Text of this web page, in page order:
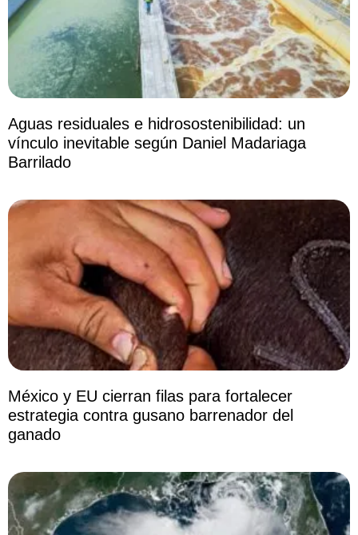
Aguas residuales e hidrosostenibilidad: un
vínculo inevitable según Daniel Madariaga
Barrilado
México y EU cierran filas para fortalecer
estrategia contra gusano barrenador del
ganado